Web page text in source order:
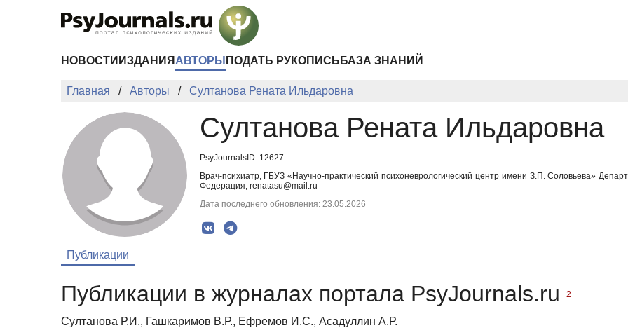
НОВОСТИ ИЗДАНИЯ АВТОРЫ ПОДАТЬ РУКОПИСЬ БАЗА ЗНАНИЙ
Главная Авторы Султанова Рената Ильдаровна
Султанова Рената Ильдаровна
PsyJournalsID: 12627
Врач-психиатр, ГБУЗ «Научно-практический психоневрологический центр имени З.П. Соловьева»
Федерация, renatasu@mail.ru
Дата последнего обновления: 23.05.2026
Публикации
Публикации в журналах портала PsyJournals.ru 2
Султанова Р.И., Гашкаримов В.Р., Ефремов И.С., Асадуллин А.Р.